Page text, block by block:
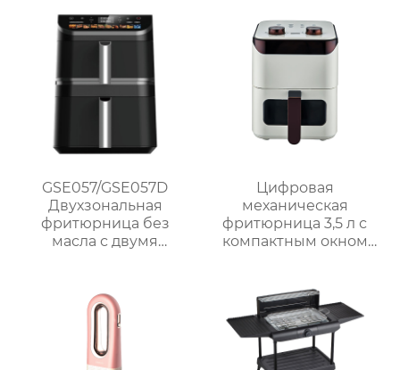
– серия GSE038
GSE057/GSE057D
Двухзональная
фритюрница без
масла с двумя
управлением
Цифровая
механическая
фритюрница 3,5 л с
компактным окном